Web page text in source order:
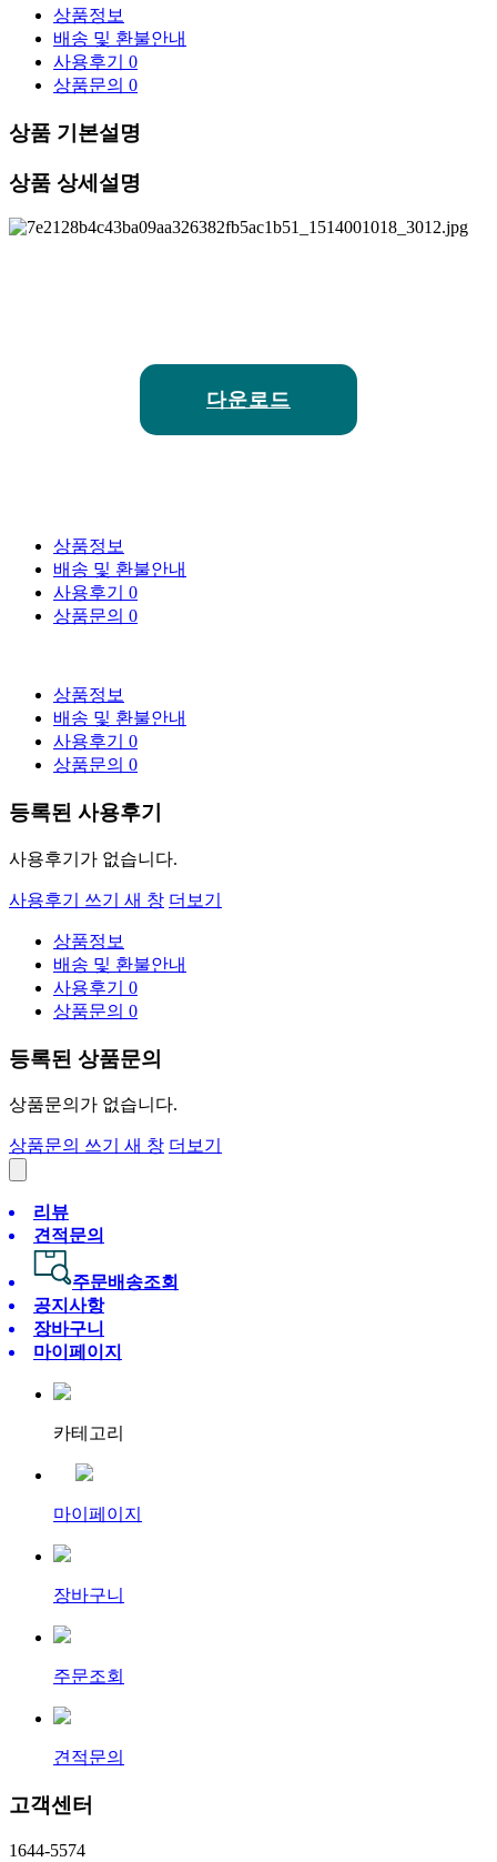
상품정보
배송 및 환불안내
사용후기 0
상품문의 0
상품 기본설명
상품 상세설명
다운로드
상품정보
배송 및 환불안내
사용후기 0
상품문의 0
상품정보
배송 및 환불안내
사용후기 0
상품문의 0
등록된 사용후기
사용후기가 없습니다.
사용후기 쓰기 새 창 더보기
상품정보
배송 및 환불안내
사용후기 0
상품문의 0
등록된 상품문의
상품문의가 없습니다.
상품문의 쓰기 새 창 더보기
리뷰
견적문의
주문배송조회
공지사항
장바구니
마이페이지
카테고리
마이페이지
장바구니
주문조회
견적문의
고객센터
1644-5574